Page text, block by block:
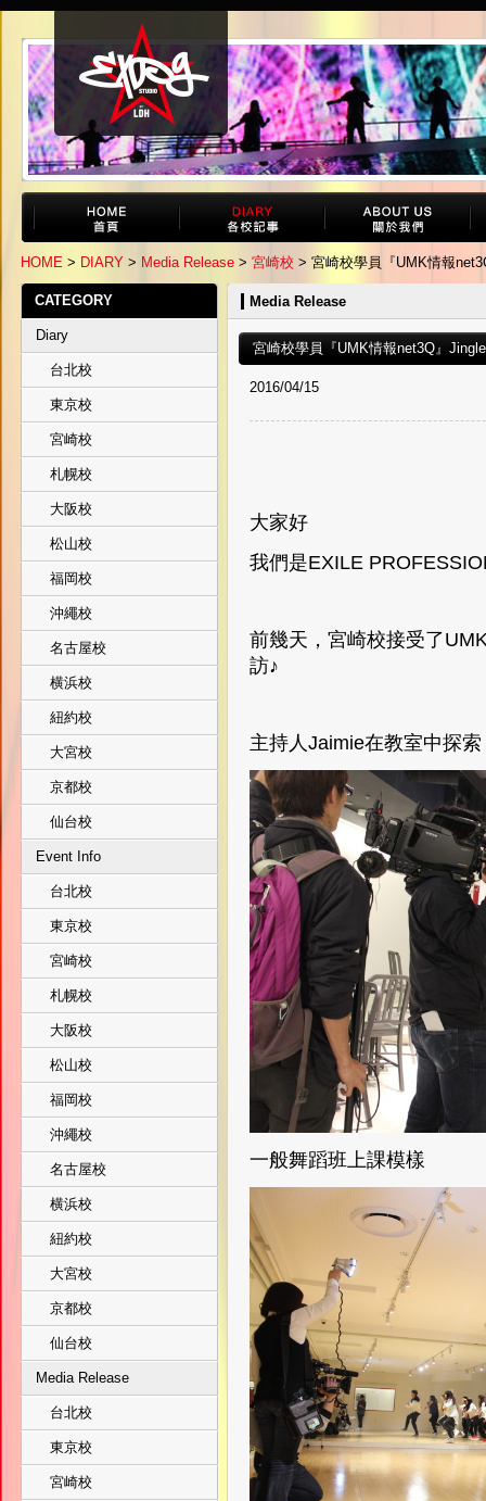
HOME > DIARY > Media Release > 宮崎校 > 宮崎校學員『UMK情報
CATEGORY
Diary
台北校
東京校
宮崎校
札幌校
大阪校
松山校
福岡校
沖繩校
名古屋校
横浜校
紐約校
大宮校
京都校
仙台校
Event Info
台北校
東京校
宮崎校
札幌校
大阪校
松山校
福岡校
沖繩校
名古屋校
横浜校
紐約校
大宮校
京都校
仙台校
Media Release
台北校
東京校
宮崎校
Media Release
宮崎校學員『UMK情報net3Q』
2016/04/15
大家好
我們是EXILE
前幾天，宮崎校接受了
訪♪
主持人Jaimie在教室中探
一般舞蹈班上課模樣